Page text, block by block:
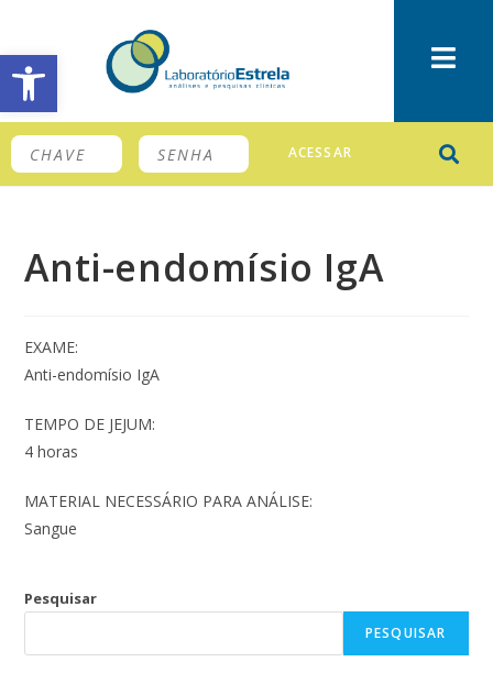
Barra de Ferramentas Aberta
ACESSAR
Anti-endomísio IgA
EXAME:
Anti-endomísio IgA
TEMPO DE JEJUM:
4 horas
MATERIAL NECESSÁRIO PARA ANÁLISE:
Sangue
Pesquisar
PESQUISAR